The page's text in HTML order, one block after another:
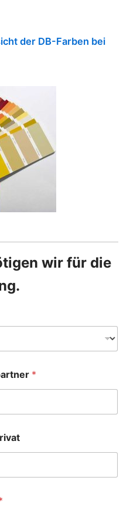
der DB-Farben bei
wir für die
*